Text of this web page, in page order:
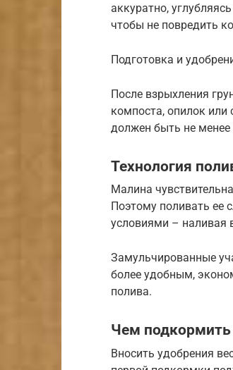
аккуратно,
чтобы не повредить
Подготовка и
После взрыхления
компоста, опилок
должен быть не менее
Технология
Малина
Поэтому поливать ее
условиями – наливая
Замульчированные
более удобным,
полива.
Чем подкормить
Вносить удобрения